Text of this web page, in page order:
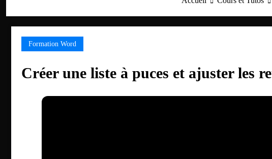
Formation Word
Créer une liste à puces et ajuster les